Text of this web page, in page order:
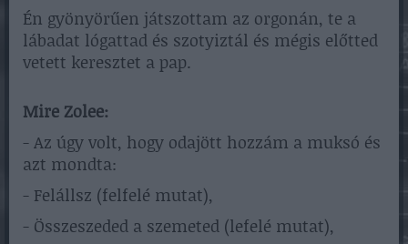
Én gyönyörűen játszottam az orgonán, te a
lábadat lógattad és szotyiztál és mégis előtted
vetett keresztet a pap.
Mire Zolee:
- Az úgy volt, hogy odajött hozzám a muksó és
azt mondta:
- Felállsz (felfelé mutat),
- Összeszeded a szemeted (lefelé mutat),